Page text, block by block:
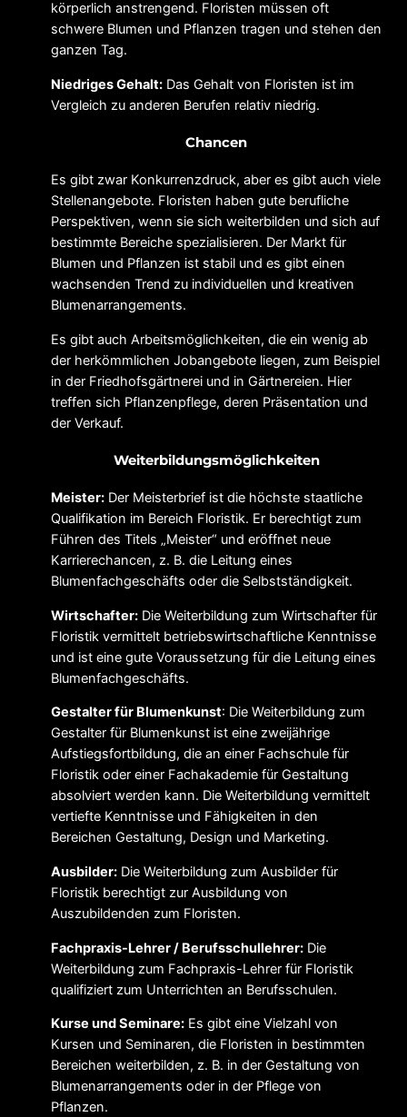
körperlich anstrengend. Floristen müssen oft
schwere Blumen und Pflanzen tragen und stehen den
ganzen Tag.
Niedriges Gehalt: Das Gehalt von Floristen ist im
Vergleich zu anderen Berufen relativ niedrig.
Chancen
Es gibt zwar Konkurrenzdruck, aber es gibt auch viele
Stellenangebote. Floristen haben gute berufliche
Perspektiven, wenn sie sich weiterbilden und sich auf
bestimmte Bereiche spezialisieren. Der Markt für
Blumen und Pflanzen ist stabil und es gibt einen
wachsenden Trend zu individuellen und kreativen
Blumenarrangements.
Es gibt auch Arbeitsmöglichkeiten, die ein wenig ab
der herkömmlichen Jobangebote liegen, zum Beispiel
in der Friedhofsgärtnerei und in Gärtnereien. Hier
treffen sich Pflanzenpflege, deren Präsentation und
der Verkauf.
Weiterbildungsmöglichkeiten
Meister: Der Meisterbrief ist die höchste staatliche
Qualifikation im Bereich Floristik. Er berechtigt zum
Führen des Titels „Meister“ und eröffnet neue
Karrierechancen, z. B. die Leitung eines
Blumenfachgeschäfts oder die Selbstständigkeit.
Wirtschafter: Die Weiterbildung zum Wirtschafter für
Floristik vermittelt betriebswirtschaftliche Kenntnisse
und ist eine gute Voraussetzung für die Leitung eines
Blumenfachgeschäfts.
Gestalter für Blumenkunst: Die Weiterbildung zum
Gestalter für Blumenkunst ist eine zweijährige
Aufstiegsfortbildung, die an einer Fachschule für
Floristik oder einer Fachakademie für Gestaltung
absolviert werden kann. Die Weiterbildung vermittelt
vertiefte Kenntnisse und Fähigkeiten in den
Bereichen Gestaltung, Design und Marketing.
Ausbilder: Die Weiterbildung zum Ausbilder für
Floristik berechtigt zur Ausbildung von
Auszubildenden zum Floristen.
Fachpraxis-Lehrer / Berufsschullehrer: Die
Weiterbildung zum Fachpraxis-Lehrer für Floristik
qualifiziert zum Unterrichten an Berufsschulen.
Kurse und Seminare: Es gibt eine Vielzahl von
Kursen und Seminaren, die Floristen in bestimmten
Bereichen weiterbilden, z. B. in der Gestaltung von
Blumenarrangements oder in der Pflege von
Pflanzen.